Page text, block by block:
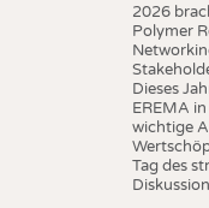
2026
Polymer
Dieses
EREMA
wichtige
Tag des